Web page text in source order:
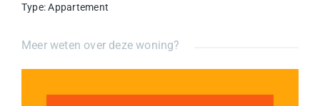
Type: Appartement
Meer weten over deze woning?